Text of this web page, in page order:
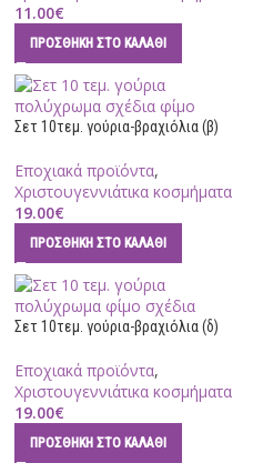
11.00€
ΠΡΟΣΘΉΚΗ ΣΤΟ ΚΑΛΆΘΙ
Σετ 10τεμ. γούρια-βραχιόλια (β)
Εποχιακά προϊόντα,
Χριστουγεννιάτικα κοσμήματα
19.00€
ΠΡΟΣΘΉΚΗ ΣΤΟ ΚΑΛΆΘΙ
Σετ 10τεμ. γούρια-βραχιόλια (δ)
Εποχιακά προϊόντα,
Χριστουγεννιάτικα κοσμήματα
19.00€
ΠΡΟΣΘΉΚΗ ΣΤΟ ΚΑΛΆΘΙ